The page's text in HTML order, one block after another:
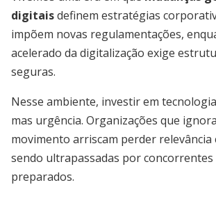
digitaisdefinem estratégias
impõem novas regulamentações,
acelerado da digitalização exige
seguras.
Nesse ambiente, investir em
mas urgência. Organizações que
movimento arriscam perder relevância
sendo ultrapassadas por concorrentes
preparados.